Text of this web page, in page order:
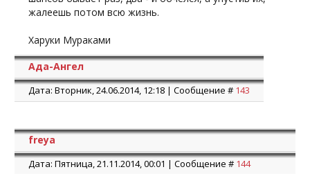
жалеешь потом всю жизнь.
Харуки Мураками
Ада-Ангел
Дата: Вторник, 24.06.2014, 12:18 | Сообщение # 143
freya
Дата: Пятница, 21.11.2014, 00:01 | Сообщение # 144